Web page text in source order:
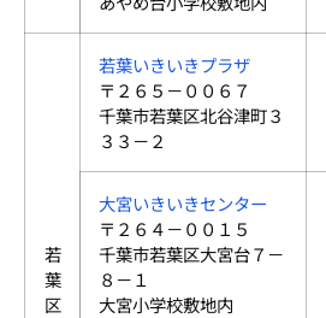
若
葉
区
若葉いきいきプラザ
〒２６５－００６７
千葉市若葉区北谷津町３
３３－２
大宮いきいきセンター
〒２６４－００１５
千葉市若葉区大宮台７－
８－１
大宮小学校敷地内